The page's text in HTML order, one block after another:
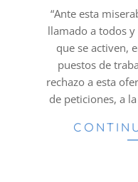
18“Ante esta
llamado a todos
que se activen,
puestos de
rechazo a esta
de peticiones, a